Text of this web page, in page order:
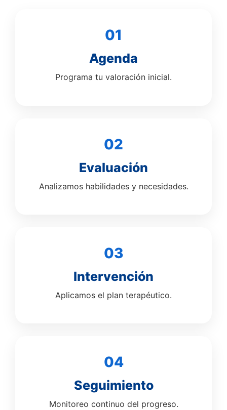
01
Agenda
Programa tu valoración inicial.
02
Evaluación
Analizamos habilidades y necesidades.
03
Intervención
Aplicamos el plan terapéutico.
04
Seguimiento
Monitoreo continuo del progreso.